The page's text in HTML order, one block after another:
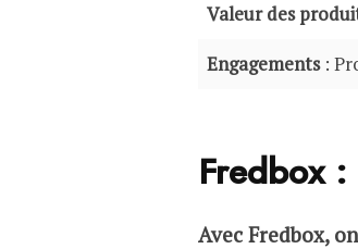
Valeur des
Engagements:
Fredbox
Avec Fredbox,